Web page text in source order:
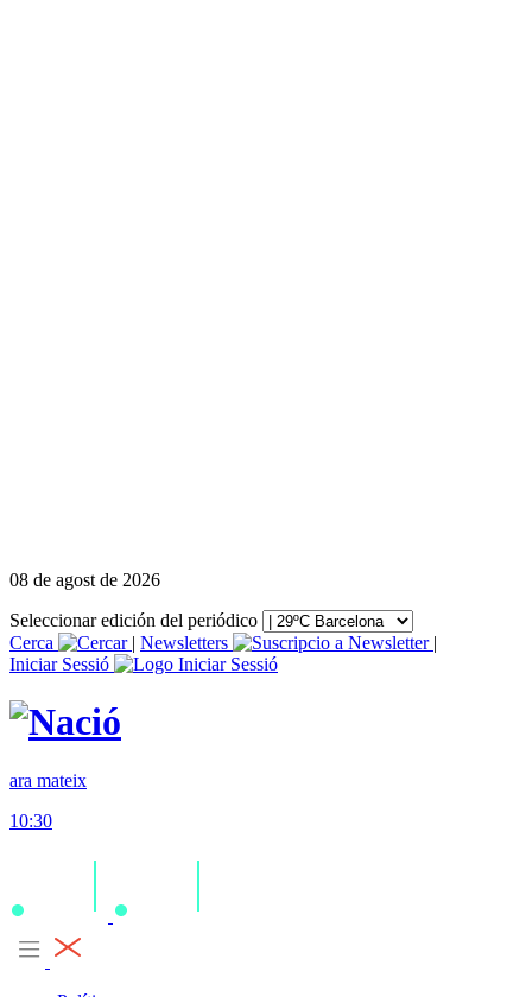
08 de agost de 2026
Seleccionar edición del periódico
Cerca
| Newsletters
|
Iniciar Sessió
ara mateix
10:30